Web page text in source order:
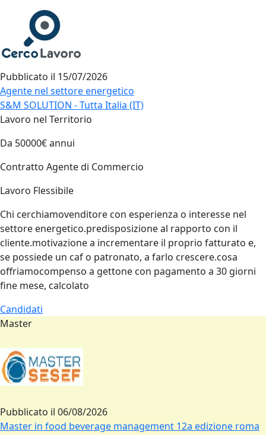
Pubblicato il 15/07/2026
Agente nel settore energetico
S&M SOLUTION - Tutta Italia (IT)
Lavoro nel Territorio
Da 50000€ annui
Contratto Agente di Commercio
Lavoro Flessibile
Chi cerchiamovenditore con esperienza o interesse nel
settore energetico.predisposizione al rapporto con il
cliente.motivazione a incrementare il proprio fatturato e,
se possiede un caf o patronato, a farlo crescere.cosa
offriamocompenso a gettone con pagamento a 30 giorni
fine mese, calcolato
Candidati
Master
Pubblicato il 06/08/2026
Master in food beverage management 12a edizione roma